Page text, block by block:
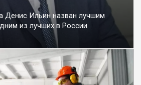
Денис Ильин назван лучшим
из лучших в России